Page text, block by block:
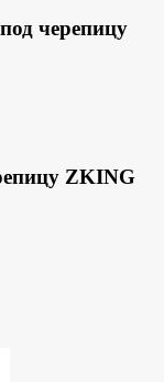
черепицу
ZKING